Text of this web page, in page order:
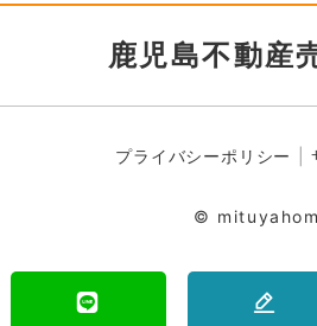
鹿児島不動産
プライバシーポリシー
©